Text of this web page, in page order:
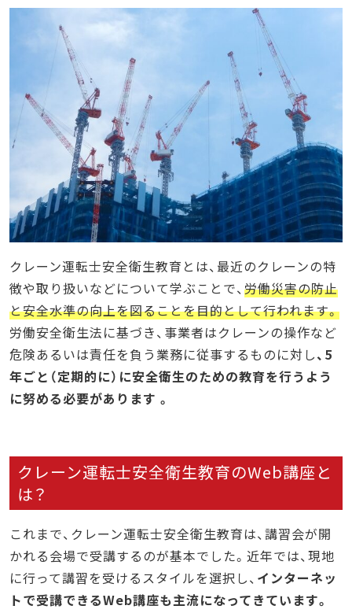
外国人労働者の受講には事業主による日本語理
CIC日本建設情報センターのWeb講座の特徴と受
講の流れ
顔認証システム搭載のWeb講座
Web講座受講後に修了証が発行される
申込から修了証受け取りまでの流れと受講料
まとめ
クレーン運転士安全衛生教育とは、最近のクレーンの特
徴や取り扱いなどについて学ぶことで、労働災害の防止
と安全水準の向上を図ることを目的として行われます。
労働安全衛生法に基づき、事業者はクレーンの操作など
危険あるいは責任を負う業務に従事するものに対し、5
年ごと（定期的に）に安全衛生のための教育を行うよう
に努める必要があります 。
クレーン運転士安全衛生教育のWeb講座と
は？
これまで、クレーン運転士安全衛生教育は、講習会が開
かれる会場で受講するのが基本でした。近年では、現地
に行って講習を受けるスタイルを選択し、 インターネッ
トで受講できるWeb講座も主流になってきています。